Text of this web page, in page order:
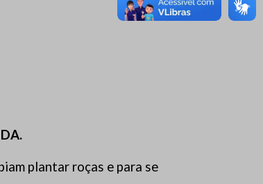
plantar roças e para se